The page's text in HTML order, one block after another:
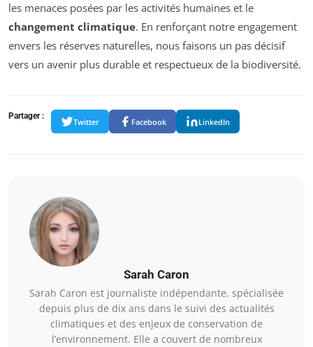
les menaces posées par les activités humaines et le
changement climatique. En renforçant notre engagement
envers les réserves naturelles, nous faisons un pas décisif
vers un avenir plus durable et respectueux de la biodiversité.
Partager :
Twitter Facebook LinkedIn
Sarah Caron
Sarah Caron est journaliste indépendante, spécialisée
depuis plus de dix ans dans le suivi des actualités
climatiques et des enjeux de conservation de
l’environnement. Elle a couvert de nombreux